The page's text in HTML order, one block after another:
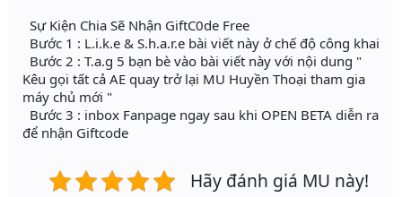
Sự Kiện Chia Sẽ Nhận GiftC0de Free
Bước 1 : L.i.k.e & S.h.a.r.e bài viết này ở chế độ công khai
Bước 2 : T.a.g 5 bạn bè vào bài viết này với nội dung "
Kêu gọi tất cả AE quay trở lại MU Huyền Thoại tham gia
máy chủ mới "
Bước 3 : inbox Fanpage ngay sau khi OPEN BETA diễn ra
để nhận Giftcode
Hãy đánh giá MU này!